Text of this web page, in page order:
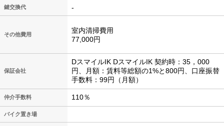
鍵交換代 -
その他費用
室内清掃費用
77,000円
保証会社
DスマイルIK DスマイルIK 契約時：35，000
円、月額：賃料等総額の1%と800円、口座振替
手数料：99円（月額）
仲介手数料 110％
バイク置き場